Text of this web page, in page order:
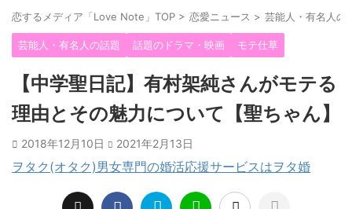
恋するメディア「Love Note」TOP > 恋愛ニュース > 芸能人・有名人の
芸能人・有名人の話題 話題のドラマ・映画 モテ仕草
【中学聖日記】有村架純さんがモテる
理由とその魅力について【聖ちゃん】
2018年12月10日 2021年2月13日
ヲタク(オタク)男女専門の婚活応援サービスはヲタ婚